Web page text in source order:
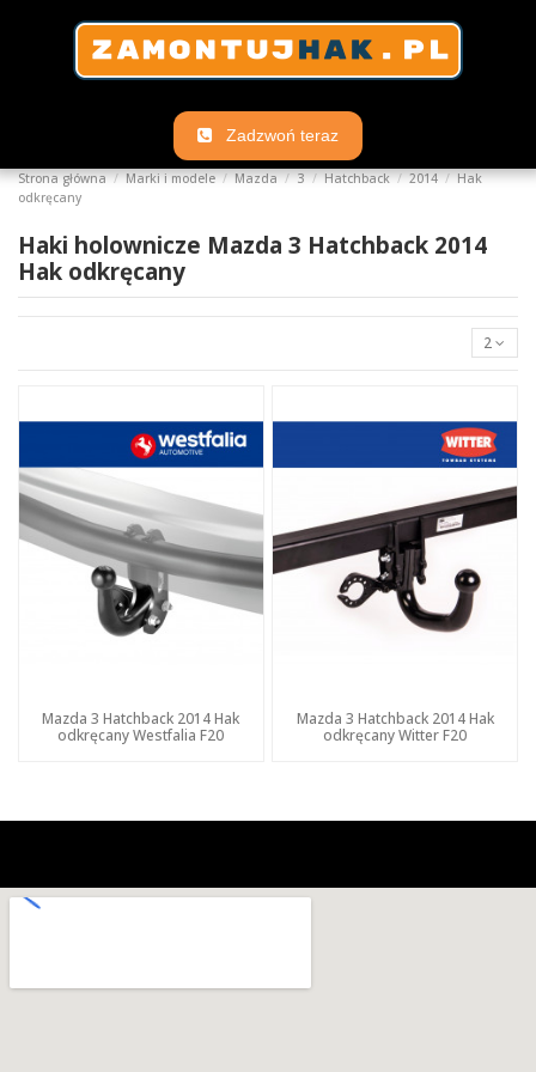
Zadzwoń teraz
Strona główna Marki i modele Mazda 3 Hatchback 2014
Hak
odkręcany
Haki holownicze Mazda 3 Hatchback 2014
Hak odkręcany
2
Mazda 3 Hatchback 2014 Hak
odkręcany Westfalia F20
Mazda 3 Hatchback 2014 Hak
odkręcany Witter F20